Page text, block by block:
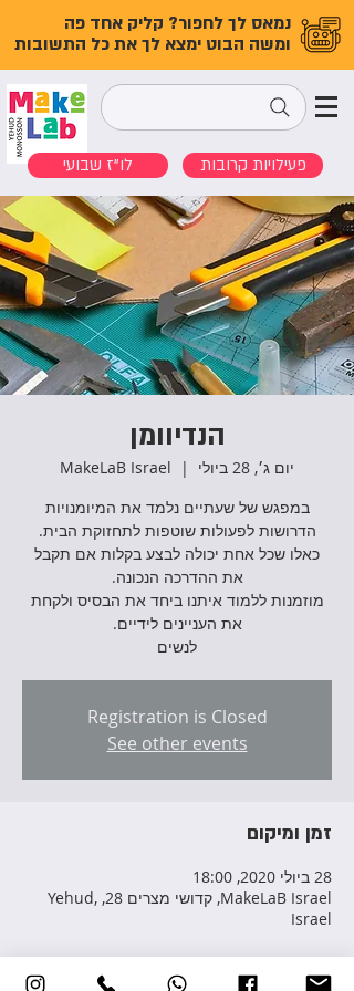
נמאס לך לחפור? קליק אחד פה
ומשה הבוט ימצא לך את כל התשובות
לו"ז שבועי פעילויות קרובות
הנדיוומן
יום ג׳, 28 ביולי
  |
MakeLaB Israel
במפגש של שעתיים נלמד את המיומנויות
הדרושות לפעולות שוטפות לתחזוקת הבית.
כאלו שכל אחת יכולה לבצע בקלות אם תקבל
מוזמנות ללמוד איתנו ביחד את הבסיס ולקחת
לנשים
Registration is Closed
See other events
זמן ומיקום
28 ביולי 2020, 18:00
MakeLaB Israel, קדושי מצרים 28, Yehud,
Israel
פרטי האירוע